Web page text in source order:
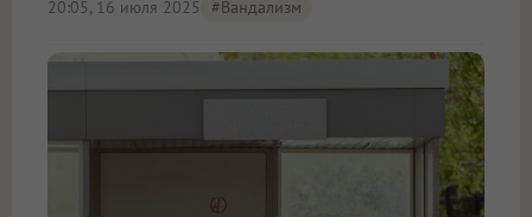
20:05, 16 июля 2025 #вандализм